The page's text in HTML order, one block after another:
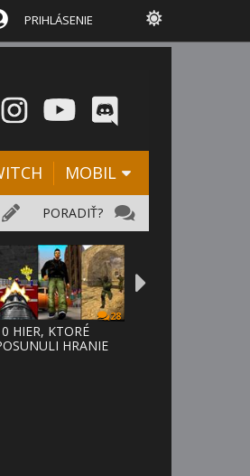
PRIHLÁSENIE
MOBIL
PORADIŤ?
28
HIER, KTORÉ
HRANIE